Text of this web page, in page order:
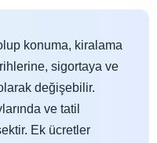
konuma, kiralama
sigortaya ve
değişebilir.
ve tatil
Ek ücretler